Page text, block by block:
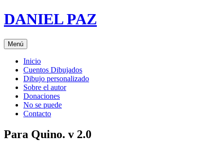
Saltar
al
DANIEL PAZ
Menú
Inicio
Cuentos Dibujados
Dibujo personalizado
Sobre el autor
Donaciones
No se puede
Contacto
Para Quino. v 2.0